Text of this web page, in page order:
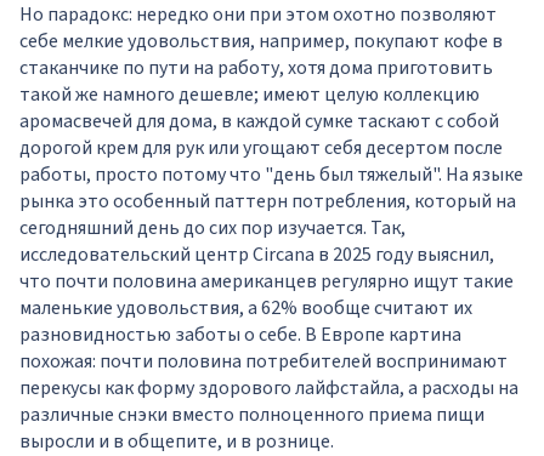
Но парадокс: нередко они при этом охотно позволяют
себе мелкие удовольствия, например, покупают кофе в
стаканчике по пути на работу, хотя дома приготовить
такой же намного дешевле; имеют целую коллекцию
аромасвечей для дома, в каждой сумке таскают с собой
дорогой крем для рук или угощают себя десертом после
работы, просто потому что "день был тяжелый". На языке
рынка это особенный паттерн потребления, который на
сегодняшний день до сих пор изучается. Так,
исследовательский центр Circana в 2025 году выяснил,
что почти половина американцев регулярно ищут такие
маленькие удовольствия, а 62% вообще считают их
разновидностью заботы о себе. В Европе картина
похожая: почти половина потребителей воспринимают
перекусы как форму здорового лайфстайла, а расходы на
различные снэки вместо полноценного приема пищи
выросли и в общепите, и в рознице.